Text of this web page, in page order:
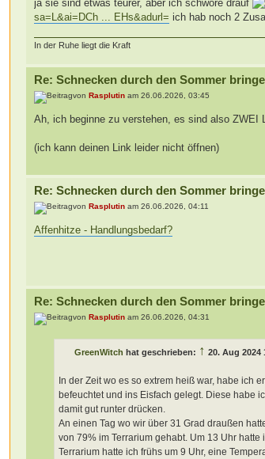
ja sie sind etwas teurer, aber ich schwöre drauf
sa=L&ai=DCh ... EHs&adurl= ich hab noch 2
In der Ruhe liegt die Kraft
Re: Schnecken durch den Sommer
vonRasplutin am 26.06.2026, 03:45
Ah, ich beginne zu verstehen, es sind also ZWEI
(ich kann deinen Link leider nicht öffnen)
Re: Schnecken durch den Sommer
vonRasplutin am 26.06.2026, 04:11
Affenhitze - Handlungsbedarf?
Re: Schnecken durch den Sommer
vonRasplutin am 26.06.2026, 04:31
GreenWitch hat geschrieben: ↑ 20. Aug 2024
In der Zeit wo es so extrem heiß war, habe ich
befeuchtet und ins Eisfach gelegt. Diese habe
damit gut runter drücken.
An einen Tag wo wir über 31 Grad draußen
von 79% im Terrarium gehabt. Um 13 Uhr
Terrarium hatte ich frühs um 9 Uhr, eine